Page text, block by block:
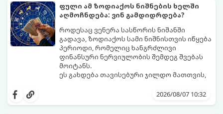
ფული ამ ზოდიაქოს ნიშნების ხელში
აღმოჩნდება: ვინ გამდიდრდება?
როდესაც ვენერა სასწორის ნიშანში
გადავა, ზოდიაქოს სამი ნიშნისთვის იწყება
პერიოდი, რომელიც ხანგრძლივი
ფინანსური ნერვიულობის შემდეგ შვებას
მოიტანს.
ეს გახდება თავისებური ჯილდო მათთვის,
იჩენდა და სირთულეების მიუხედავად წინ
2026/08/07 10:32